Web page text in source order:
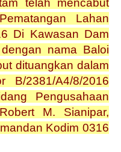
telah mencabut
Lahan
Di Kawasan Dam
nama Baloi
dituangkan dalam
2381/A4/8/2016
Pengusahaan
M. Sianipar,
Kodim 0316